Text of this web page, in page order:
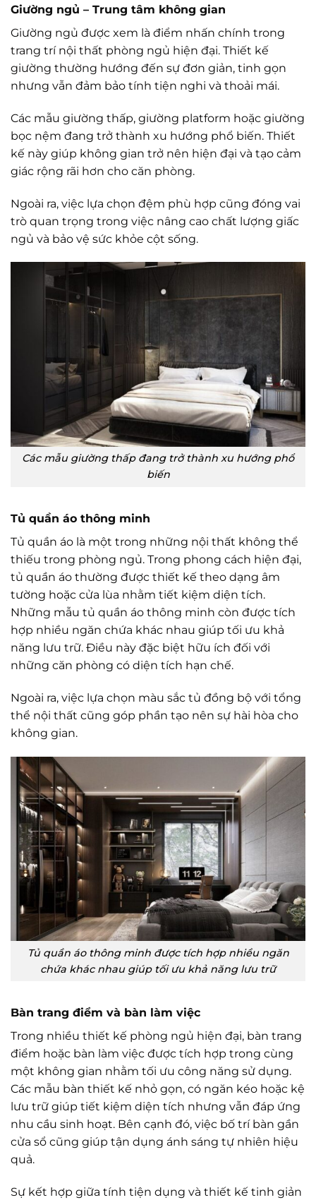
Giường ngủ – Trung tâm không gian
Giường ngủ được xem là điểm nhấn chính trong
trang trí nội thất phòng ngủ hiện đại. Thiết kế
giường thường hướng đến sự đơn giản, tinh gọn
nhưng vẫn đảm bảo tính tiện nghi và thoải mái.
Các mẫu giường thấp, giường platform hoặc giường
bọc nệm đang trở thành xu hướng phổ biến. Thiết
kế này giúp không gian trở nên hiện đại và tạo cảm
giác rộng rãi hơn cho căn phòng.
Ngoài ra, việc lựa chọn đệm phù hợp cũng đóng vai
trò quan trọng trong việc nâng cao chất lượng giấc
ngủ và bảo vệ sức khỏe cột sống.
Các mẫu giường thấp đang trở thành xu hướng phổ
biến
Tủ quần áo thông minh
Tủ quần áo là một trong những nội thất không thể
thiếu trong phòng ngủ. Trong phong cách hiện đại,
tủ quần áo thường được thiết kế theo dạng âm
tường hoặc cửa lùa nhằm tiết kiệm diện tích.
Những mẫu tủ quần áo thông minh còn được tích
hợp nhiều ngăn chứa khác nhau giúp tối ưu khả
năng lưu trữ. Điều này đặc biệt hữu ích đối với
những căn phòng có diện tích hạn chế.
Ngoài ra, việc lựa chọn màu sắc tủ đồng bộ với tổng
thể nội thất cũng góp phần tạo nên sự hài hòa cho
không gian.
Tủ quần áo thông minh được tích hợp nhiều ngăn
chứa khác nhau giúp tối ưu khả năng lưu trữ
Bàn trang điểm và bàn làm việc
Trong nhiều thiết kế phòng ngủ hiện đại, bàn trang
điểm hoặc bàn làm việc được tích hợp trong cùng
một không gian nhằm tối ưu công năng sử dụng.
Các mẫu bàn thiết kế nhỏ gọn, có ngăn kéo hoặc kệ
lưu trữ giúp tiết kiệm diện tích nhưng vẫn đáp ứng
nhu cầu sinh hoạt. Bên cạnh đó, việc bố trí bàn gần
cửa sổ cũng giúp tận dụng ánh sáng tự nhiên hiệu
quả.
Sự kết hợp giữa tính tiện dụng và thiết kế tinh giản